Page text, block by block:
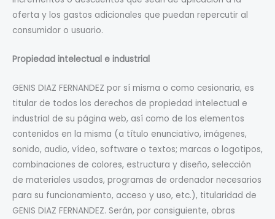
oferta y los gastos adicionales que puedan repercutir al
consumidor o usuario.
Propiedad intelectual e industrial
GENIS DIAZ FERNANDEZ por sí misma o como cesionaria, es
titular de todos los derechos de propiedad intelectual e
industrial de su página web, así como de los elementos
contenidos en la misma (a título enunciativo, imágenes,
sonido, audio, vídeo, software o textos; marcas o logotipos,
combinaciones de colores, estructura y diseño, selección
de materiales usados, programas de ordenador necesarios
para su funcionamiento, acceso y uso, etc.), titularidad de
GENIS DIAZ FERNANDEZ. Serán, por consiguiente, obras